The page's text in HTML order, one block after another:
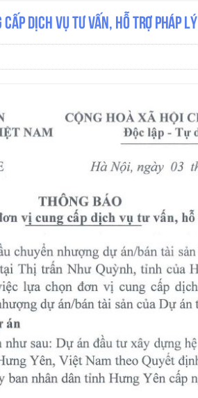
cấp dịch vụ tư vấn, hỗ trợ pháp lý